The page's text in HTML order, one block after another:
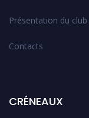
Présentation du club
Contacts
CRÉNEAUX